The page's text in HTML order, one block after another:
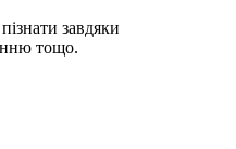
завдяки
тощо.